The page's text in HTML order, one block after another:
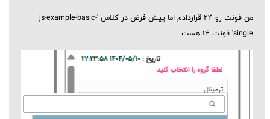
من فونت رو 24 قراردادم اما پیش فرض در کلاس 'js-example-basic-
single' فونت 14 هست